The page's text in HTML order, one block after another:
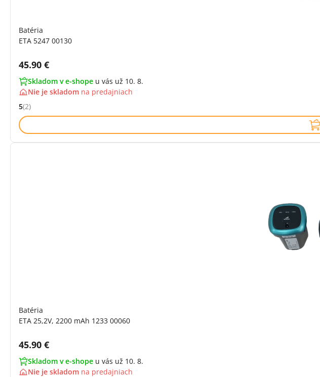
Batéria
ETA 5247 00130
Cena s DPH:
45.90 €
Skladom v e-shope u vás už 10. 8.
Nie je skladom na predajniach
Hodnocení: 5 z 5 (2 recenzí)
5(2)
Batéria
ETA 25,2V, 2200 mAh 1233 00060
Cena s DPH:
45.90 €
Skladom v e-shope u vás už 10. 8.
Nie je skladom na predajniach